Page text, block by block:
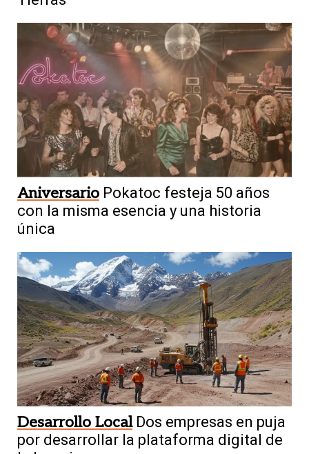
Aniversario Pokatoc festeja 50 años
con la misma esencia y una historia
única
Desarrollo Local Dos empresas en puja
por desarrollar la plataforma digital de